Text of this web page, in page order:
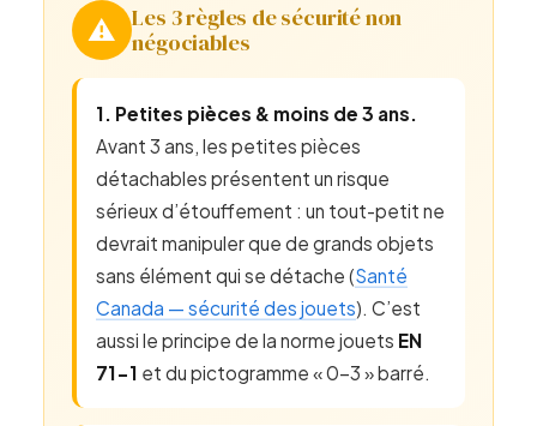
⚠️ Les 3 règles de sécurité non
négociables
1. Petites pièces & moins de 3 ans.
Avant 3 ans, les petites pièces
détachables présentent un risque
sérieux d’étouffement : un tout-petit ne
devrait manipuler que de grands objets
sans élément qui se détache (Santé
Canada — sécurité des jouets). C’est
aussi le principe de la norme jouets EN
71-1 et du pictogramme « 0-3 » barré.